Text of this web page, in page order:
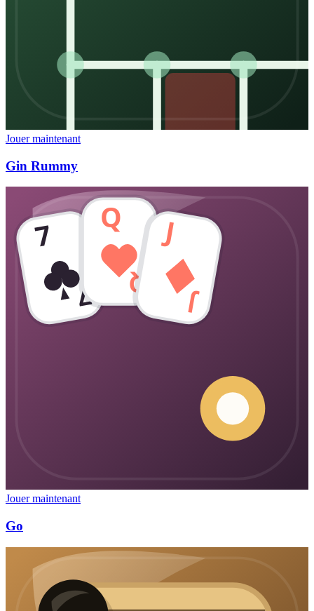
Jouer maintenant
Gin Rummy
7
7
Q
Q
J
J
Jouer maintenant
Go